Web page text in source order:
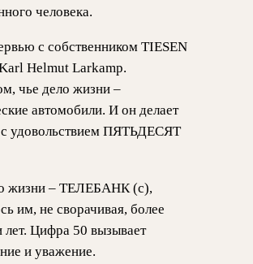
человека.
с собственником TIESEN
Helmut Larkamp.
чье дело жизни –
автомобили. И он делает
с удовольствием ПЯТЬДЕСЯТ
жизни – ТЕЛЕБАНК (с),
им, не сворачивая, более
лет. Цифра 50 вызывает
и уважение.